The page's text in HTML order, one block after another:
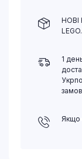
НОВІ
1
Якщо